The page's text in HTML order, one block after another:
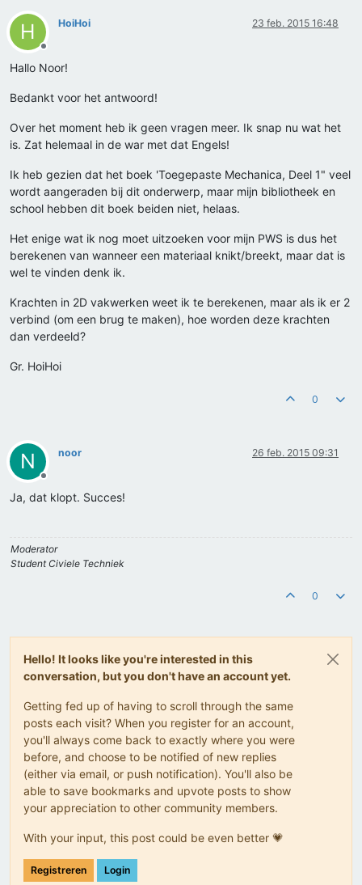
H
Offline
HoiHoi 23 feb. 2015 16:48
Hallo Noor!
Bedankt voor het antwoord!
Over het moment heb ik geen vragen meer. Ik snap nu wat het
is. Zat helemaal in de war met dat Engels!
Ik heb gezien dat het boek 'Toegepaste Mechanica, Deel 1" veel
wordt aangeraden bij dit onderwerp, maar mijn bibliotheek en
school hebben dit boek beiden niet, helaas.
Het enige wat ik nog moet uitzoeken voor mijn PWS is dus het
berekenen van wanneer een materiaal knikt/breekt, maar dat is
wel te vinden denk ik.
Krachten in 2D vakwerken weet ik te berekenen, maar als ik er 2
verbind (om een brug te maken), hoe worden deze krachten
dan verdeeld?
Gr. HoiHoi
0
N
Offline
noor 26 feb. 2015 09:31
Ja, dat klopt. Succes!
Moderator
Student Civiele Techniek
0
Hello! It looks like you're interested in this
conversation, but you don't have an account yet.
Getting fed up of having to scroll through the same
posts each visit? When you register for an account,
you'll always come back to exactly where you were
before, and choose to be notified of new replies
(either via email, or push notification). You'll also be
able to save bookmarks and upvote posts to show
your appreciation to other community members.
With your input, this post could be even better 💗
Registreren Login